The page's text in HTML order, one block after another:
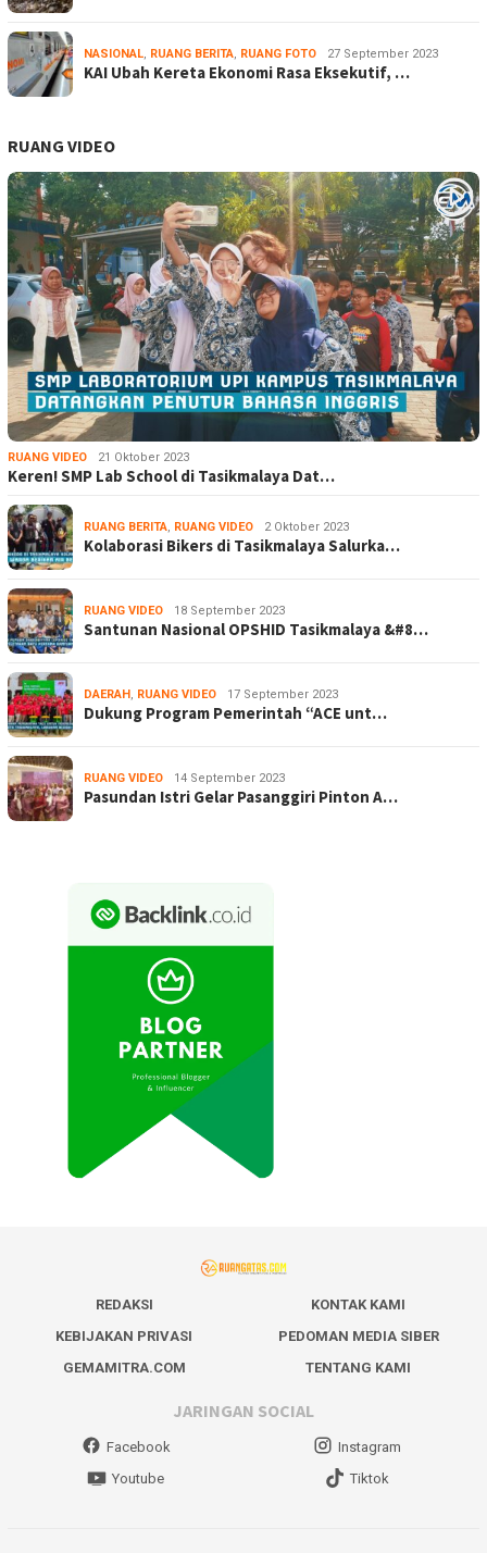
NASIONAL, RUANG BERITA, RUANG FOTO 27 September 2023
KAI Ubah Kereta Ekonomi Rasa Eksekutif, …
RUANG VIDEO
RUANG VIDEO 21 Oktober 2023
Keren! SMP Lab School di Tasikmalaya Dat…
RUANG BERITA, RUANG VIDEO 2 Oktober 2023
Kolaborasi Bikers di Tasikmalaya Salurka…
RUANG VIDEO 18 September 2023
Santunan Nasional OPSHID Tasikmalaya &#8…
DAERAH, RUANG VIDEO 17 September 2023
Dukung Program Pemerintah “ACE unt…
RUANG VIDEO 14 September 2023
Pasundan Istri Gelar Pasanggiri Pinton A…
REDAKSI
KONTAK KAMI
KEBIJAKAN PRIVASI
PEDOMAN MEDIA SIBER
GEMAMITRA.COM
TENTANG KAMI
JARINGAN SOCIAL
Facebook
Instagram
Youtube
Tiktok